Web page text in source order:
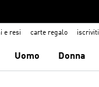
e resi carte regalo iscriviti
Uomo Donna